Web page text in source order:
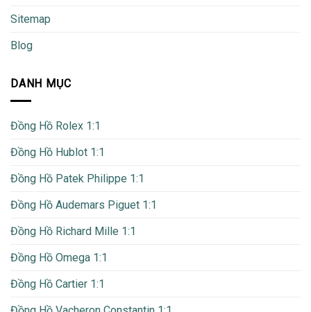
Sitemap
Blog
DANH MỤC
Đồng Hồ Rolex 1:1
Đồng Hồ Hublot 1:1
Đồng Hồ Patek Philippe 1:1
Đồng Hồ Audemars Piguet 1:1
Đồng Hồ Richard Mille 1:1
Đồng Hồ Omega 1:1
Đồng Hồ Cartier 1:1